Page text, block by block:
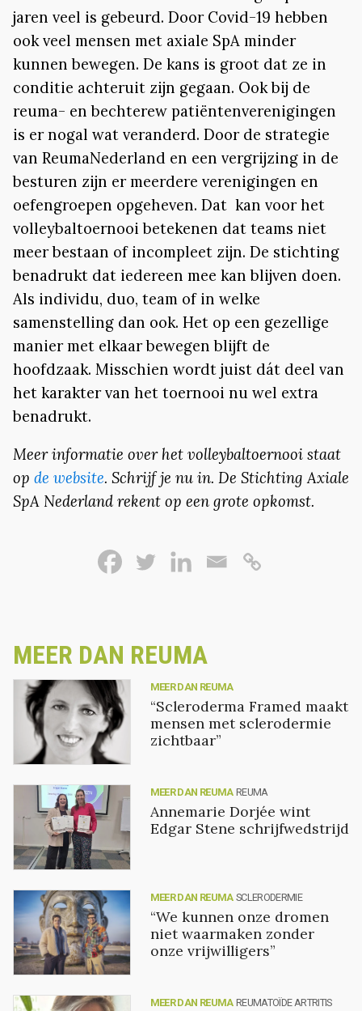
jaren veel is gebeurd. Door Covid-19 hebben
ook veel mensen met axiale SpA minder
kunnen bewegen. De kans is groot dat ze in
conditie achteruit zijn gegaan. Ook bij de
reuma- en bechterew patiëntenverenigingen
is er nogal wat veranderd. Door de strategie
van ReumaNederland en een vergrijzing in de
besturen zijn er meerdere verenigingen en
oefengroepen opgeheven. Dat kan voor het
volleybaltoernooi betekenen dat teams niet
meer bestaan of incompleet zijn. De stichting
benadrukt dat iedereen mee kan blijven doen.
Als individu, duo, team of in welke
samenstelling dan ook. Het op een gezellige
manier met elkaar bewegen blijft de
hoofdzaak. Misschien wordt juist dát deel van
het karakter van het toernooi nu wel extra
benadrukt.
Meer informatie over het volleybaltoernooi staat
op de website. Schrijf je nu in. De Stichting Axiale
SpA Nederland rekent op een grote opkomst.
MEER DAN REUMA
MEER DAN REUMA
“Scleroderma Framed maakt
mensen met sclerodermie
zichtbaar”
MEER DAN REUMA REUMA
Annemarie Dorjée wint
Edgar Stene schrijfwedstrijd
MEER DAN REUMA SCLERODERMIE
“We kunnen onze dromen
niet waarmaken zonder
onze vrijwilligers”
MEER DAN REUMA REUMATOÏDE ARTRITIS